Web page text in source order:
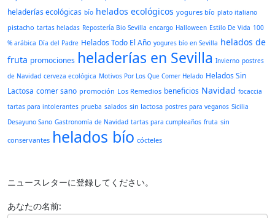
heladerías ecológicas bío helados ecológicos yogures bío plato italiano
pistacho tartas heladas Repostería Bio Sevilla encargo Halloween Estilo De Vida 100
% arábica Día del Padre Helados Todo El Año yogures bío en Sevilla helados de
fruta promociones heladerías en Sevilla Invierno postres
de Navidad cerveza ecológica Motivos Por Los Que Comer Helado Helados Sin
Lactosa comer sano promoción Los Remedios beneficios Navidad focaccia
tartas para intolerantes prueba salados sin lactosa postres para veganos Sicilia
Desayuno Sano Gastronomía de Navidad tartas para cumpleaños fruta sin
conservantes helados bío cócteles
ニュースレターに登録してください。
あなたの名前: